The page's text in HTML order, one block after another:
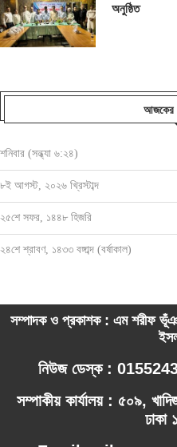
অনুষ্ঠিত
আজকের
শনিবার (সন্ধ্যা ৬:২৪)
৮ই আগস্ট, ২০২৬ খ্রিস্টাব্দ
২৫শে সফর, ১৪৪৮ হিজরি
২৪শে শ্রাবণ, ১৪৩৩ বঙ্গাব্দ (বর্ষাকাল)
সম্পাদক ও প্রকাশক : এম শরীফ
নিউজ ডেস্ক :
সম্পাকীয় কার্যালয় : ৫০৯,
ঢাকা